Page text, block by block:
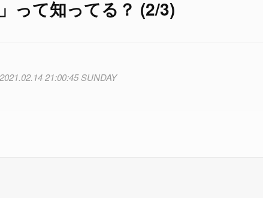
って知ってる？ (2/3)
2021.02.14 21:00:45 SUNDAY